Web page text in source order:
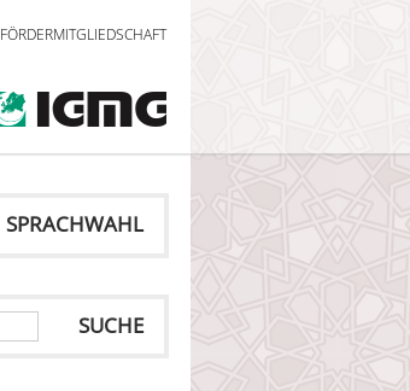
FÖRDERMITGLIEDSCHAFT
SPRACHWAHL
SUCHE